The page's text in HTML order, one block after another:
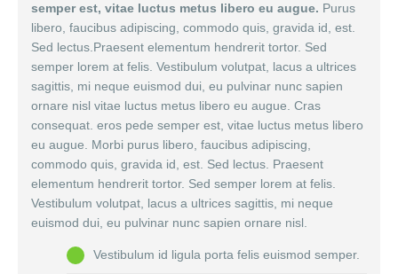
semper est, vitae luctus metus libero eu augue. Purus
libero, faucibus adipiscing, commodo quis, gravida id, est.
Sed lectus.Praesent elementum hendrerit tortor. Sed
semper lorem at felis. Vestibulum volutpat, lacus a ultrices
sagittis, mi neque euismod dui, eu pulvinar nunc sapien
ornare nisl vitae luctus metus libero eu augue. Cras
consequat. eros pede semper est, vitae luctus metus libero
eu augue. Morbi purus libero, faucibus adipiscing,
commodo quis, gravida id, est. Sed lectus. Praesent
elementum hendrerit tortor. Sed semper lorem at felis.
Vestibulum volutpat, lacus a ultrices sagittis, mi neque
euismod dui, eu pulvinar nunc sapien ornare nisl.
Vestibulum id ligula porta felis euismod semper.